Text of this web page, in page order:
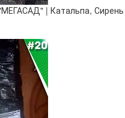
| Катальпа, Сирень